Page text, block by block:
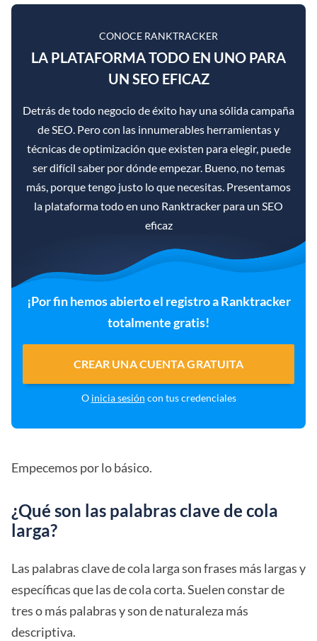
CONOCE RANKTRACKER
LA PLATAFORMA TODO EN UNO PARA
UN SEO EFICAZ
Detrás de todo negocio de éxito hay una sólida campaña
de SEO. Pero con las innumerables herramientas y
técnicas de optimización que existen para elegir, puede
ser difícil saber por dónde empezar. Bueno, no temas
más, porque tengo justo lo que necesitas. Presentamos
la plataforma todo en uno Ranktracker para un SEO
eficaz
¡Por fin hemos abierto el registro a Ranktracker
totalmente gratis!
CREAR UNA CUENTA GRATUITA
O inicia sesión con tus credenciales
Empecemos por lo básico.
¿Qué son las palabras clave de cola
larga?
Las palabras clave de cola larga son frases más largas y
específicas que las de cola corta. Suelen constar de
tres o más palabras y son de naturaleza más
descriptiva.